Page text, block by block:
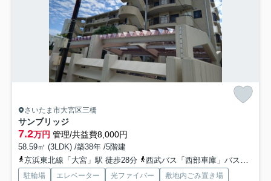
さいたま市大宮区三橋
サンブリッジ
7.2万円 管理/共益費8,000円
58.59㎡ (3LDK) /築38年 /5階建
京浜東北線「大宮」駅 徒歩28分
西武バス「西部車庫」バス停下車 徒歩3分
駐輪場 エレベーター 光ファイバー
敷地内ごみ置き場